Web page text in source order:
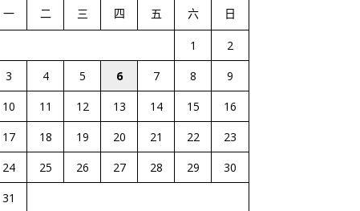
一 二 三 四 五 六 日
1
2
3
4 5 6 7 8
9
10
11 12 13 14 15
16
17
18 19 20 21 22
23
24
25 26 27 28 29
30
31